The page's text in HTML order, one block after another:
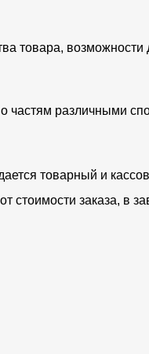
товара, возможности
частям различными
товарный и
стоимости заказа, в